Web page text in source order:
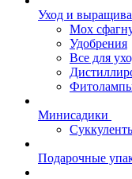
Уход и
Мох
Удобрения
Все для
Минисадики
Подарочные